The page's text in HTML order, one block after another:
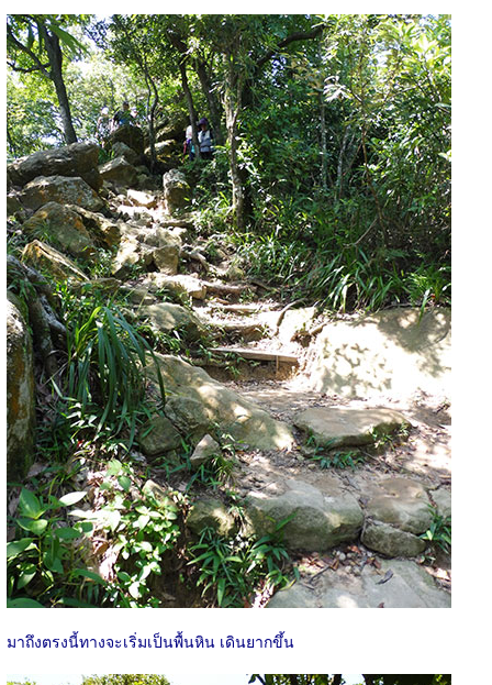
มาถึงตรงนี้ทางจะเริ่มเป็นพื้นหิน เดินยากขึ้น